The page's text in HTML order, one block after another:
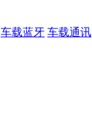
车载蓝牙 车载通讯